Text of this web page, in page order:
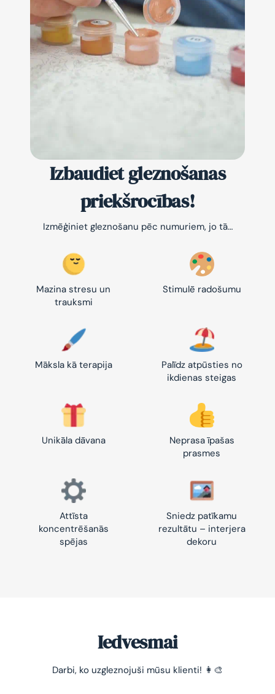
Izbaudiet gleznošanas
priekšrocības!
Izmēģiniet gleznošanu pēc numuriem, jo tā…
Mazina stresu un
trauksmi
Stimulē radošumu
Māksla kā terapija
Palīdz atpūsties no
ikdienas steigas
Unikāla dāvana
Neprasa īpašas
prasmes
Attīsta
koncentrēšanās
spējas
Sniedz patīkamu
rezultātu – interjera
dekoru
Iedvesmai
Darbi, ko uzgleznojuši mūsu klienti! 👩‍🎨
-10% pirmajam pasūtījumam
Vienkāršs veids, kā atslābināties un nomierināt